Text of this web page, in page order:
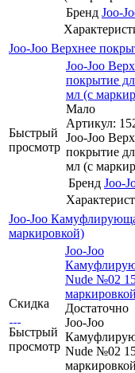
Бренд Joo-
Joo-Joo Верхнее
Быстрый
просмотр
Joo-Joo
покрытие
мл (с
Мало
Артикул:
Joo-Joo
покрытие
мл (с
Бренд Joo-
Joo-Joo
маркировкой)
Скидка
Быстрый
просмотр
Joo-Joo
Nude №02
Достаточно
Joo-Joo
Nude №02